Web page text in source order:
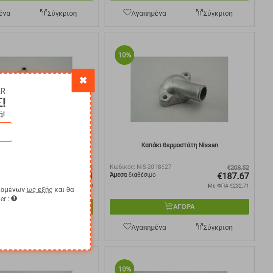
Σύγκριση Αγαπημένα Σύγκριση
155.01
139.51
Με ΦΠΑ 172.99
10%
Καπάκι θερμοστάτη Nissan
Κωδικός: NIS-2018627
Άμεσα διαθέσιμο
€208.52
€187.67
Με ΦΠΑ €232.71
ΑΓΟΡΑ
Αγαπημένα Σύγκριση
10%
✖
ως εξής και θα
: